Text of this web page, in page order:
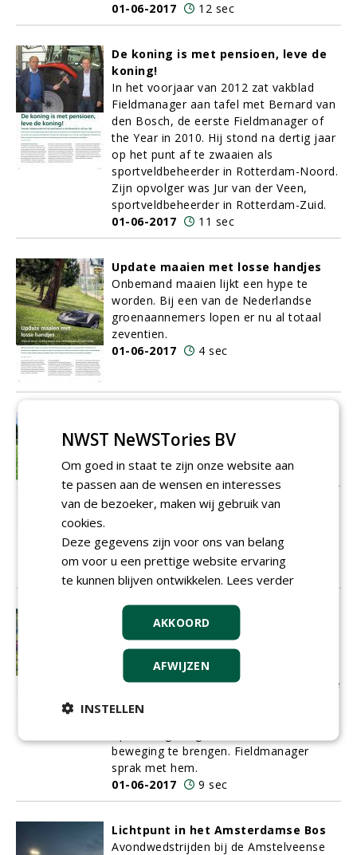
01-06-2017
12 sec
De koning is met pensioen, leve de
koning!
In het voorjaar van 2012 zat vakblad
Fieldmanager aan tafel met Bernard van
den Bosch, de eerste Fieldmanager of
the Year in 2010. Hij stond na dertig jaar
op het punt af te zwaaien als
sportveldbeheerder in Rotterdam-Noord.
Zijn opvolger was Jur van der Veen,
sportveldbeheerder in Rotterdam-Zuid.
01-06-2017
11 sec
Update maaien met losse handjes
Onbemand maaien lijkt een hype te
worden. Bij een van de Nederlandse
groenaannemers lopen er nu al totaal
zeventien.
01-06-2017
4 sec
beheer van sportvelden?
is volop in ontwikkeling. Denk hierbij aan
bezuinigingen die ons dwingen efficiënter
te werken, de invoering van de greendeal
beheer én de ontwikkelingen rondom
GPS (sensoring) en precisiebeheer.
01-06-2017
Maastricht hervat
verbeteringsprogramma
Na een gedwongen pauze van bijna tien
jaar is de gemeente Maastricht van plan
haar vernieuwingsbeleid nieuw leven in te
Maastricht Sport, Coen Janssen, heeft
beweging te brengen. Fieldmanager
sprak met hem.
01-06-2017
9 sec
Lichtpunt in het Amsterdamse Bos
Avondwedstrijden bij de Amstelveense
NWST NeWSTories BV
Om goed in staat te zijn onze website aan
te passen aan de wensen en interesses
van de bezoeker, maken wij gebruik van
cookies.
Deze gegevens zijn voor ons van belang
om voor u een prettige website ervaring
te kunnen blijven ontwikkelen. Lees verder
AKKOORD
AFWIJZEN
INSTELLEN